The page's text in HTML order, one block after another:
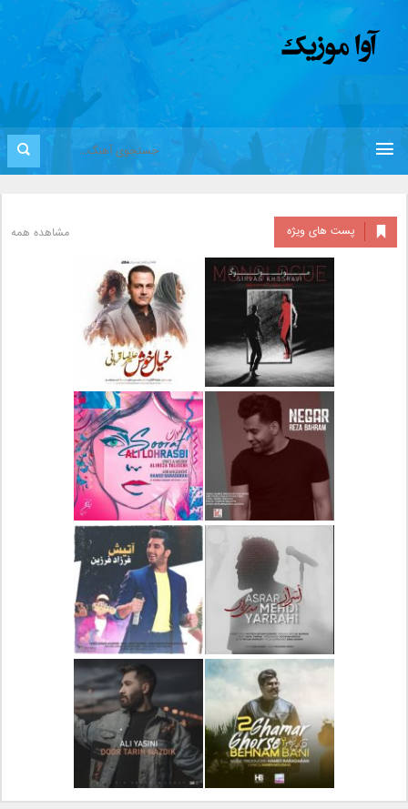
پست های ویژه مشاهده همه
دانلود آلبوم جدید سیروان
خسروی بنام مونولوگ
دانلود آهنگ جدید علیرضا
قربانی بنام خیال خوش
دانلود آهنگ جدید رضا
بهرام بنام نگار
دانلود آهنگ جدید علی
لهراسبی بنام صورت
دانلود آهنگ جدید مهدی
یراحی بنام اسرار
دانلود آهنگ جدید فرزاد
فرزین بنام آتیش